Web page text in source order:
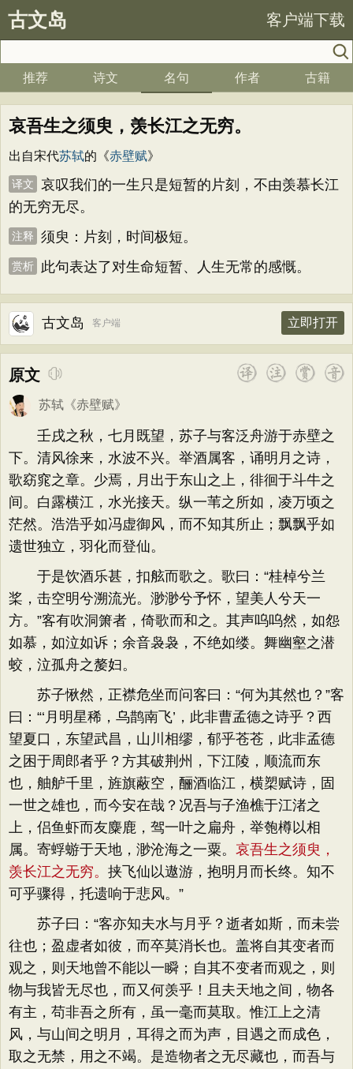
古文岛 客户端下载
推荐 诗文 名句 作者 古籍
哀吾生之须臾，羡长江之无穷。
出自宋代苏轼的《赤壁赋》
译文
哀叹我们的一生只是短暂的片刻，不由羡慕长江
的无穷无尽。
注释 须臾：片刻，时间极短。
赏析 此句表达了对生命短暂、人生无常的感慨。
古文岛 客户端 立即打开
原文
苏轼 《赤壁赋》
壬戌之秋，七月既望，苏子与客泛舟游于赤壁之
下。清风徐来，水波不兴。举酒属客，诵明月之诗，
歌窈窕之章。少焉，月出于东山之上，徘徊于斗牛之
间。白露横江，水光接天。纵一苇之所如，凌万顷之
茫然。浩浩乎如冯虚御风，而不知其所止；飘飘乎如
遗世独立，羽化而登仙。
于是饮酒乐甚，扣舷而歌之。歌曰：“桂棹兮兰
桨，击空明兮溯流光。渺渺兮予怀，望美人兮天一
方。”客有吹洞箫者，倚歌而和之。其声呜呜然，如怨
如慕，如泣如诉；余音袅袅，不绝如缕。舞幽壑之潜
蛟，泣孤舟之嫠妇。
苏子愀然，正襟危坐而问客曰：“何为其然也？”客
曰：“‘月明星稀，乌鹊南飞’，此非曹孟德之诗乎？西
望夏口，东望武昌，山川相缪，郁乎苍苍，此非孟德
之困于周郎者乎？方其破荆州，下江陵，顺流而东
也，舳舻千里，旌旗蔽空，酾酒临江，横槊赋诗，固
一世之雄也，而今安在哉？况吾与子渔樵于江渚之
上，侣鱼虾而友麋鹿，驾一叶之扁舟，举匏樽以相
属。寄蜉蝣于天地，渺沧海之一粟。 哀吾生之须臾，
羡长江之无穷。 挟飞仙以遨游，抱明月而长终。知不
可乎骤得，托遗响于悲风。”
苏子曰：“客亦知夫水与月乎？逝者如斯，而未尝
往也；盈虚者如彼，而卒莫消长也。盖将自其变者而
观之，则天地曾不能以一瞬；自其不变者而观之，则
物与我皆无尽也，而又何羡乎！且夫天地之间，物各
有主，苟非吾之所有，虽一毫而莫取。惟江上之清
风，与山间之明月，耳得之而为声，目遇之而成色，
取之无禁，用之不竭。是造物者之无尽藏也，而吾与